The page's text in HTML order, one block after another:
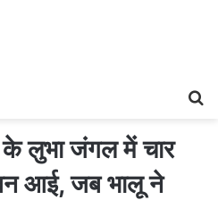
के लुभा जंगल में चार
आई, जब भालू ने